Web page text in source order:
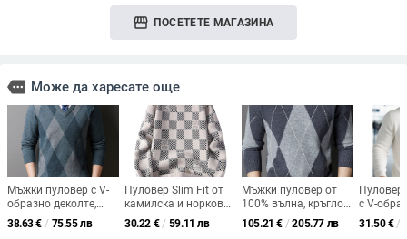
storefront ПОСЕТЕТЕ МАГАЗИНА
more Може да харесате още
Мъжки пуловер с V-
образно деколте,
дебелен плетен
модел, дълъг ръкав,
38.63€ / 75.55 лв
Пуловер Slim Fit от
камилска и норкова
вълна, полувисока
яка, дебело плетиво,
30.22 € / 59.11 лв
Мъжки пуловер от
100% вълна, кръгло
деколте, свободен
силует, диамантен
105.21 € / 205.77 лв
Пуловер
с V-
мъжки,
модел,
31.50€ /